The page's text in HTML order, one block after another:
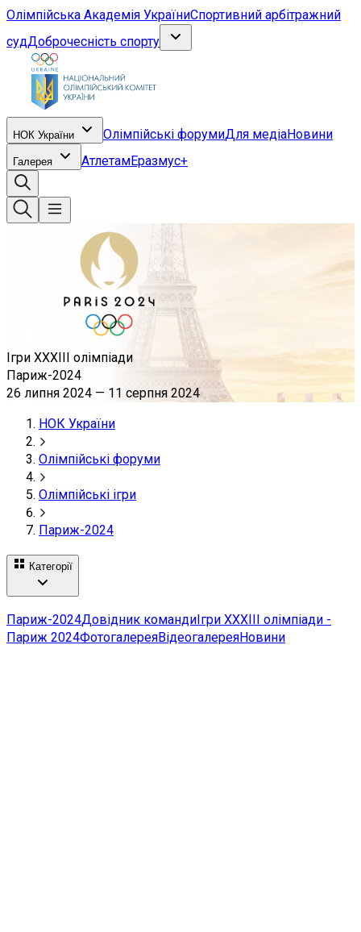
Олімпійська Академія УкраїниСпортивний арбітражний
судДоброчесність спорту
НОК України Олімпійські форумиДля медіаНовини
Галерея АтлетамЕразмус+
Ігри ХХХІІІ олімпіади
Париж-2024
26 липня 2024 — 11 серпня 2024
НОК України
Олімпійські форуми
Олімпійські ігри
Париж-2024
Категорії
Париж-2024Довідник команди Ігри ХХХІІІ олімпіади -
Париж 2024ФотогалереяВідеогалереяНовини